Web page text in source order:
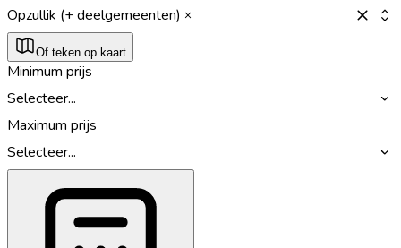
Opzullik (+ deelgemeenten)
Of teken op kaart
Minimum prijs
Selecteer...
Maximum prijs
Selecteer...